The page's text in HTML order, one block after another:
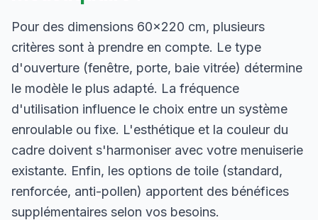
Pour des dimensions 60×220 cm, plusieurs
critères sont à prendre en compte. Le type
d'ouverture (fenêtre, porte, baie vitrée) détermine
le modèle le plus adapté. La fréquence
d'utilisation influence le choix entre un système
enroulable ou fixe. L'esthétique et la couleur du
cadre doivent s'harmoniser avec votre menuiserie
existante. Enfin, les options de toile (standard,
renforcée, anti-pollen) apportent des bénéfices
supplémentaires selon vos besoins.